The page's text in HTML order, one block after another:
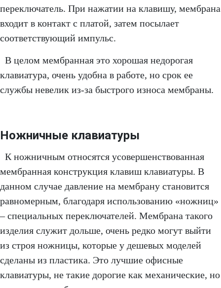
переключатель. При нажатии на клавишу, мембрана
входит в контакт с платой, затем посылает
соответствующий импульс.
В целом мембранная это хорошая недорогая
клавиатура, очень удобна в работе, но срок ее
службы невелик из-за быстрого износа мембраны.
Ножничные клавиатуры
К ножничным относятся усовершенствованная
мембранная конструкция клавиш клавиатуры. В
данном случае давление на мембрану становится
равномерным, благодаря использованию «ножниц»
– специальных переключателей. Мембрана такого
изделия служит дольше, очень редко могут выйти
из строя ножницы, которые у дешевых моделей
сделаны из пластика. Это лучшие офисные
клавиатуры, не такие дорогие как механические, но